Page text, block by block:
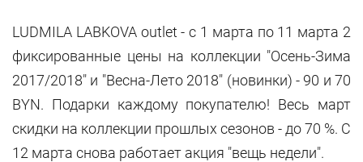
LUDMILA LABKOVA outlet - с 1 марта по 11 марта 2
фиксированные цены на коллекции "Осень-Зима
2017/2018" и "Весна-Лето 2018" (новинки) - 90 и 70
BYN. Подарки каждому покупателю! Весь март
скидки на коллекции прошлых сезонов - до 70 %. С
12 марта снова работает акция "вещь недели".